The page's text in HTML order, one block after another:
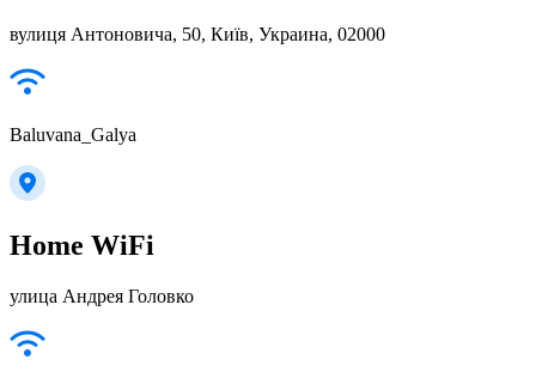
вулиця Антоновича, 50, Київ, Украина, 02000
Baluvana_Galya
Home WiFi
улица Андрея Головко